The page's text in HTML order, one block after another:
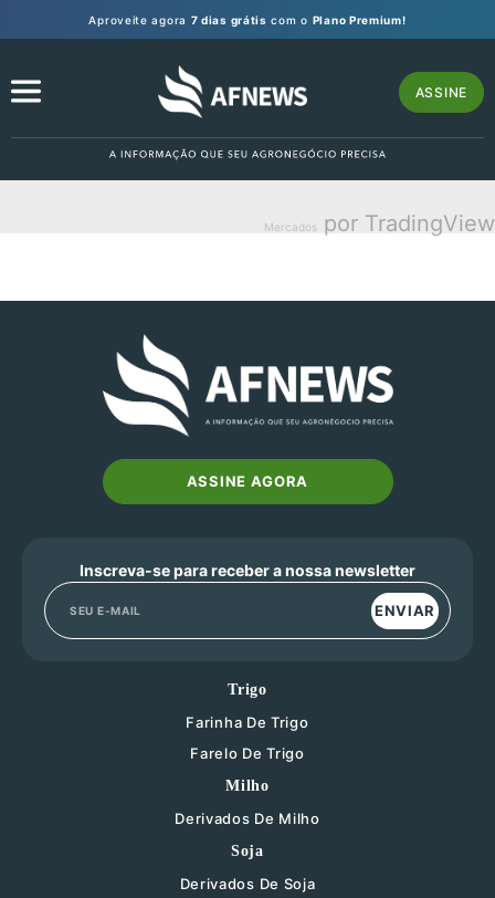
Aproveite agora 7 dias grátis com o Plano Premium!
ASSINE
Mercados por TradingView
ASSINE AGORA
Inscreva-se para receber a nossa newsletter
ENVIAR
Trigo
Farinha De Trigo
Farelo De Trigo
Milho
Derivados De Milho
Soja
Derivados De Soja